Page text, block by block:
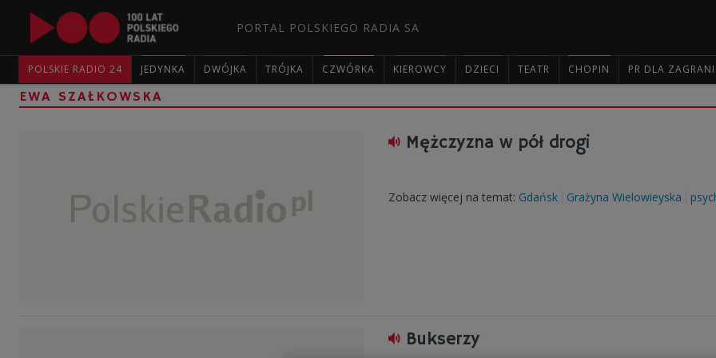
PORTAL POLSKIEGO RADIA SA
POLSKIE RADIO 24 JEDYNKA DWÓJKA TRÓJKA CZWÓRKA KIEROWCY DZIECI TEATR CHOPIN PR DLA
EWA SZAŁKOWSKA
Mężczyzna w pół drogi
Zobacz więcej na temat: Gdańsk Grażyna Wielowieyska
Bukserzy